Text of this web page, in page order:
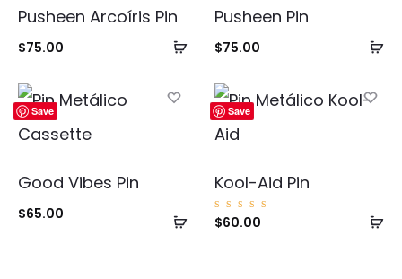
Añadir
carrito
Pusheen Arcoíris Pin
$75.00
Pusheen Pin
$75.00
Save
Añadir
Good Vibes Pin
$65.00
Save
Kool-Aid Pin
Valorad
o con
$60.00